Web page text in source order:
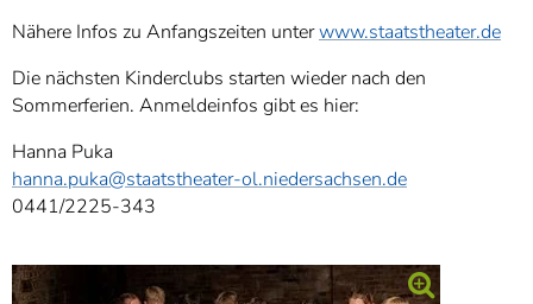
Nähere Infos zu Anfangszeiten unterwww.staatstheater.de
Die nächsten Kinderclubs starten wieder nach den
Sommerferien. Anmeldeinfos gibt es hier:
Hanna Puka
hanna.puka@staatstheater-ol.niedersachsen.de
0441/2225-343